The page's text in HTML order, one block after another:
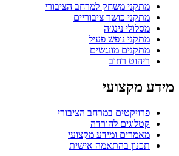
מתקני משחק למרחב הציבורי
מתקני כושר ציבוריים
מסלולי נינג׳ה
מתקני נופש פעיל
מתקנים מונגשים
ריהוט רחוב
מידע מקצועי
פרויקטים במרחב הציבורי
קטלוגים להורדה
מאמרים ומידע מקצועי
תכנון בהתאמה אישית